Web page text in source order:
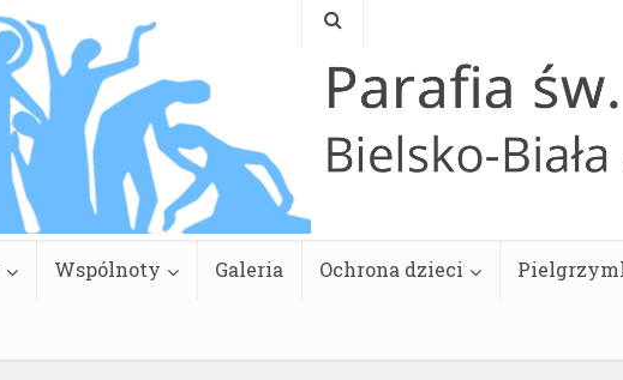
Wspólnoty Galeria Ochrona dzieci